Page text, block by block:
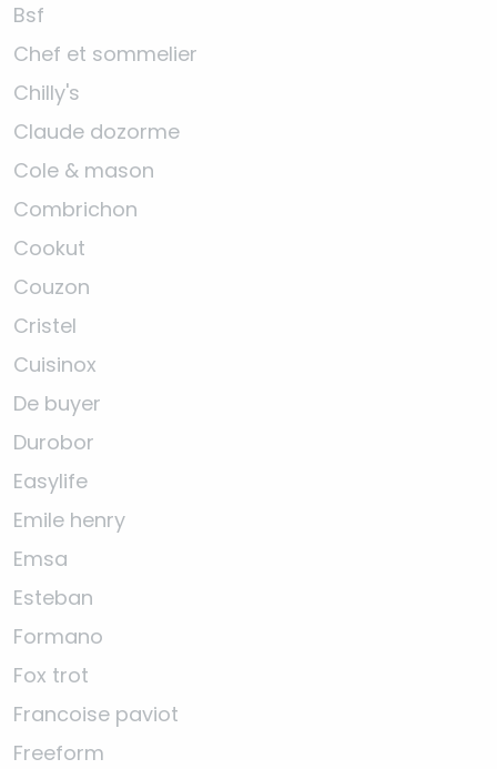
Bsf
Chef et sommelier
Chilly's
Claude dozorme
Cole & mason
Combrichon
Cookut
Couzon
Cristel
Cuisinox
De buyer
Durobor
Easylife
Emile henry
Emsa
Esteban
Formano
Fox trot
Francoise paviot
Freeform